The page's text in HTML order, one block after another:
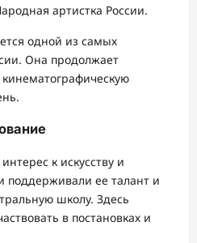
артистка России.
одной из самых
Она продолжает
к искусству и
поддерживали ее талант и
школу. Здесь
в постановках и